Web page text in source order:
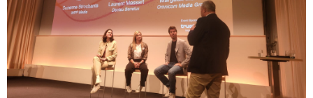
Margaux Marien
Margaux Snakkers
Mathias Segers
Matthias Langenaeker